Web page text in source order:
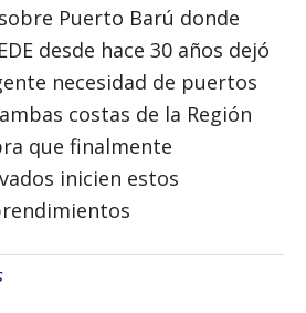
Puerto Barú donde
desde hace 30 años dejó
necesidad de puertos
costas de la Región
que finalmente
inicien estos